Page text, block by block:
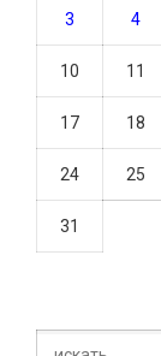
3 4
10 11
17 18
24 25
31